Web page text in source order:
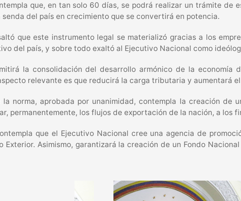
que, en tan solo 60 días, se podrá realizar un trámite de
senda del país en crecimiento que se convertirá en potencia.
que este instrumento legal se materializó gracias a los
del país, y sobre todo exaltó al Ejecutivo Nacional como
la consolidación del desarrollo armónico de la
relevante es que reducirá la carga tributaria y aumentará
la norma, aprobada por unanimidad, contempla la creación
permanentemente, los flujos de exportación de la nación, a
que el Ejecutivo Nacional cree una agencia de
Exterior. Asimismo, garantizará la creación de un Fondo